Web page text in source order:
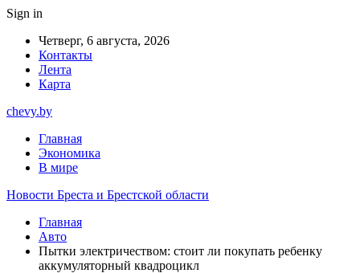
Sign in
Четверг, 6 августа, 2026
Контакты
Лента
Карта
chevy.by
Главная
Экономика
В мире
Новости Бреста и Брестской области
Главная
Авто
Пытки электричеством: стоит ли покупать ребенку
аккумуляторный квадроцикл